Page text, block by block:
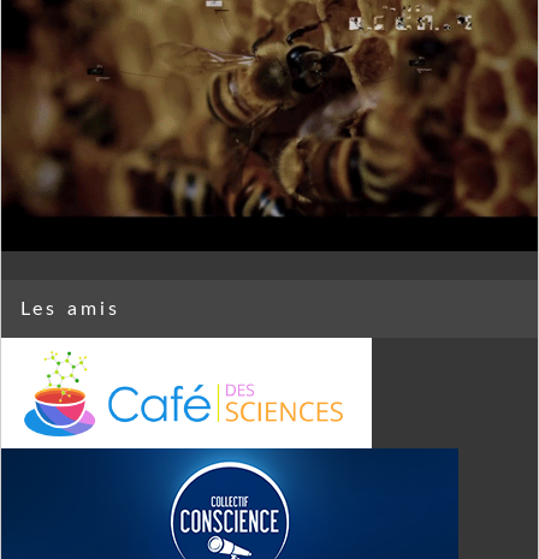
Les amis